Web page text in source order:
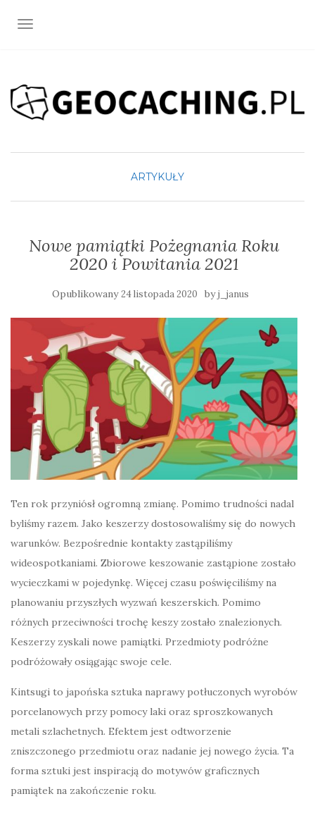
TOGGLE NAVIGATION
ARTYKUŁY
Nowe pamiątki Pożegnania Roku
2020 i Powitania 2021
Opublikowany24 listopada 2020 byj_janus
Ten rok przyniósł ogromną zmianę. Pomimo trudności nadal
byliśmy razem. Jako keszerzy dostosowaliśmy się do nowych
warunków. Bezpośrednie kontakty zastąpiliśmy
wideospotkaniami. Zbiorowe keszowanie zastąpione zostało
wycieczkami w pojedynkę. Więcej czasu poświęciliśmy na
planowaniu przyszłych wyzwań keszerskich. Pomimo
różnych przeciwności trochę keszy zostało znalezionych.
Keszerzy zyskali nowe pamiątki. Przedmioty podróżne
podróżowały osiągając swoje cele.
Kintsugi to japońska sztuka naprawy potłuczonych wyrobów
porcelanowych przy pomocy laki oraz sproszkowanych
metali szlachetnych. Efektem jest odtworzenie
zniszczonego przedmiotu oraz nadanie jej nowego życia. Ta
forma sztuki jest inspiracją do motywów graficznych
pamiątek na zakończenie roku.